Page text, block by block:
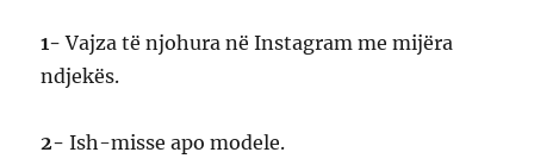
1- Vajza të njohura në Instagram me mijëra
ndjekës.
2- Ish-misse apo modele.